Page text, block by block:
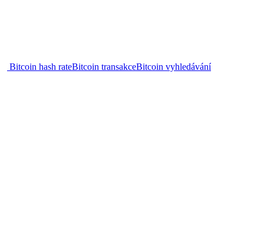
Bitcoin hash rateBitcoin transakceBitcoin vyhledávání